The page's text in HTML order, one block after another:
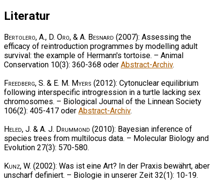
Literatur
Bertolero, A., D. Oro, & A. Besnard (2007): Assessing the
efficacy of reintroduction programmes by modelling adult
survival: the example of Hermann's tortoise. – Animal
Conservation 10(3): 360-368 oder Abstract-Archiv.
Freedberg, S. & E. M. Myers (2012): Cytonuclear equilibrium
following interspecific introgression in a turtle lacking sex
chromosomes. – Biological Journal of the Linnean Society
106(2): 405-417 oder Abstract-Archiv.
Heled, J. & A. J. Drummond (2010): Bayesian inference of
species trees from multilocus data. – Molecular Biology and
Evolution 27(3): 570-580.
Kunz, W. (2002): Was ist eine Art? In der Praxis bewährt, aber
unscharf definiert. – Biologie in unserer Zeit 32(1): 10-19.